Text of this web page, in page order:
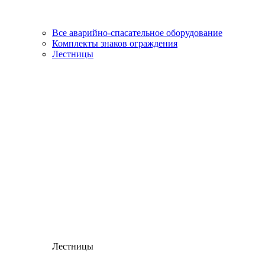
Все аварийно-спасательное оборудование
Комплекты знаков ограждения
Лестницы
Лестницы